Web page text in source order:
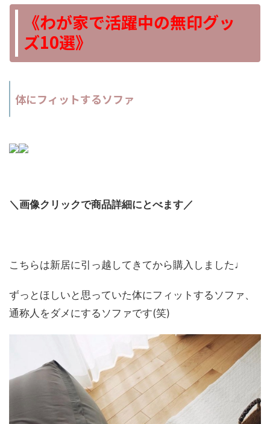
《わが家で活躍中の無印グッ
ズ10選》
体にフィットするソファ
＼画像クリックで商品詳細にとべます／
こちらは新居に引っ越してきてから購入しました♩
ずっとほしいと思っていた体にフィットするソファ、
通称人をダメにするソファです(笑)